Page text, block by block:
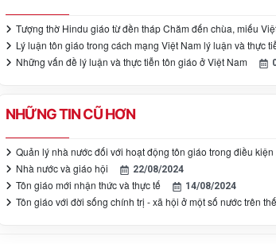
Tượng thờ Hindu giáo từ đền tháp Chăm đến chùa, miếu
Lý luận tôn giáo trong cách mạng Việt Nam lý luận và thực
Những vấn đề lý luận và thực tiễn tôn giáo ở Việt Nam
NHỮNG TIN CŨ HƠN
Quản lý nhà nước đối với hoạt động tôn giáo trong điều
Nhà nước và giáo hội 22/08/2024
Tôn giáo mới nhận thức và thực tế 14/08/2024
Tôn giáo với đời sống chính trị - xã hội ở một số nước trên